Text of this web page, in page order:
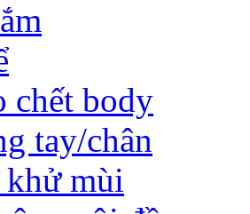
chết body
tay/chân
khử mùi